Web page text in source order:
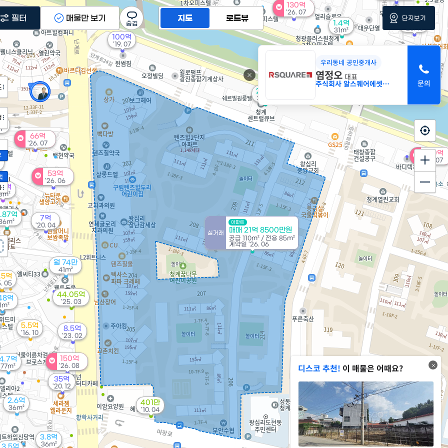
150억
'26. 08
월 74만
41m²
억
130억
'26. 07
66억
'26. 07
억
05
1.4억
31m²
280억
'26. 07
억
실거래
아파트
매매 21억 8500만원
공급 110m² / 전용 85m²
계약일 '26. 06
3.5억
53억
'26. 06
3.8억
36m²
2.5억
37m²
2.6억
36m²
억
억
77m²
44.05억
'25. 03
9.75억
8.5억
'23. 02
35억
'20. 12
7억
'20. 04
100억
'19. 07
5.5억
'16. 10
401만
'10. 04
디스코 추천! 이 매물은 어때요?
우리동네 공인중개사
염정오 대표
주식회사 알스퀘어에셋부동산중개
지도 로드뷰
필터 매물만 보기 단지보기